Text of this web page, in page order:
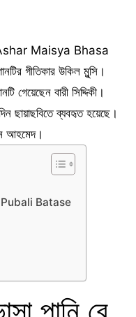
Ashar Maisya Bhasa
গীতিকার উকিল মুন্সি।
গেয়েছেন বারী সিদ্দিকী।
ছায়াছবিতে ব্যবহৃত হয়েছে।
আহমেদ।
Batase